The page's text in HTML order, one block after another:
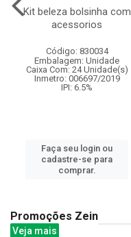
Kit beleza bolsinha com
acessorios
Código: 830034
Embalagem: Unidade
Caixa Com: 24 Unidade(s)
Inmetro: 006697/2019
IPI: 6.5%
Faça seu login ou
cadastre-se para
comprar.
Promoções Zein
Veja mais